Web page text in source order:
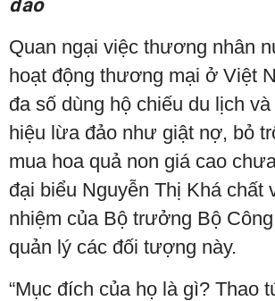
đảo
Quan ngại việc thương nhân
hoạt động thương mại ở Việt
đa số dùng hộ chiếu du lịch
hiệu lừa đảo như giật nợ, bỏ
mua hoa quả non giá cao
đại biểu Nguyễn Thị Khá chất
nhiệm của Bộ trưởng Bộ
quản lý các đối tượng này.
“Mục đích của họ là gì? Thao